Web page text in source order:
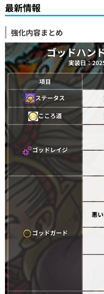
最新情報
強化内容まとめ
ゴッドハン
実装日：
項目
ステータス
こころ道
ゴッドレイジ
ゴッドガード
悪